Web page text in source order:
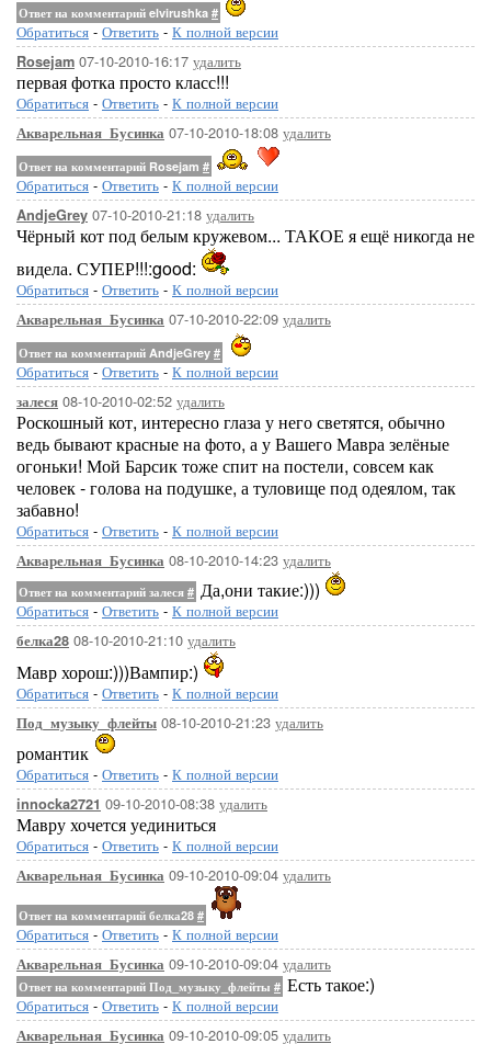
Ответ на комментарий elvirushka #
Обратиться - Ответить - К полной версии
Rosejam 07-10-2010-16:17 удалить
первая фотка просто класс!!!
Обратиться - Ответить - К полной версии
Акварельная_Бусинка 07-10-2010-18:08 удалить
Ответ на комментарий Rosejam #
Обратиться - Ответить - К полной версии
AndjeGrey 07-10-2010-21:18 удалить
Чёрный кот под белым кружевом... ТАКОЕ я ещё никогда не
видела. СУПЕР!!!:good:
Обратиться - Ответить - К полной версии
Акварельная_Бусинка 07-10-2010-22:09 удалить
Ответ на комментарий AndjeGrey #
Обратиться - Ответить - К полной версии
залеся 08-10-2010-02:52 удалить
Роскошный кот, интересно глаза у него светятся, обычно
ведь бывают красные на фото, а у Вашего Мавра зелёные
огоньки! Мой Барсик тоже спит на постели, совсем как
человек - голова на подушке, а туловище под одеялом, так
забавно!
Обратиться - Ответить - К полной версии
Акварельная_Бусинка 08-10-2010-14:23 удалить
Ответ на комментарий залеся # Да,они такие:)))
Обратиться - Ответить - К полной версии
белка28 08-10-2010-21:10 удалить
Мавр хорош:)))Вампир:)
Обратиться - Ответить - К полной версии
Под_музыку_флейты 08-10-2010-21:23 удалить
романтик
Обратиться - Ответить - К полной версии
innocka2721 09-10-2010-08:38 удалить
Мавру хочется уединиться
Обратиться - Ответить - К полной версии
Акварельная_Бусинка 09-10-2010-09:04 удалить
Ответ на комментарий белка28 #
Обратиться - Ответить - К полной версии
Акварельная_Бусинка 09-10-2010-09:04 удалить
Ответ на комментарий Под_музыку_флейты # Есть такое:)
Обратиться - Ответить - К полной версии
Акварельная_Бусинка 09-10-2010-09:05 удалить